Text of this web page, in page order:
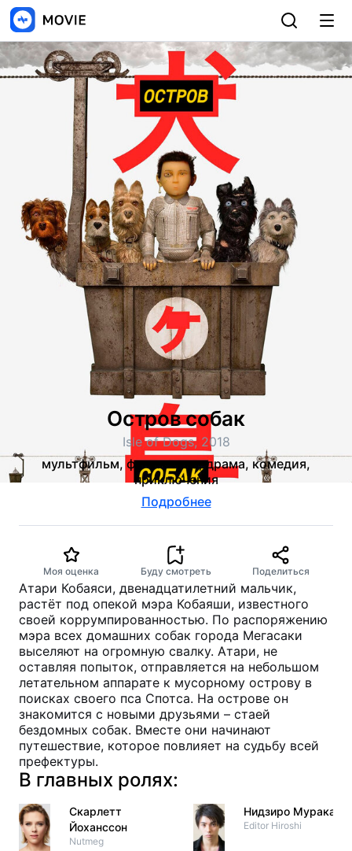
Остров собак
Isle of Dogs, 2018
мультфильм, фантастика, драма, комедия,
приключения
Подробнее
Моя оценка Буду смотреть Поделиться
Атари Кобаяси, двенадцатилетний мальчик,
растёт под опекой мэра Кобаяши, известного
своей коррумпированностью. По распоряжению
мэра всех домашних собак города Мегасаки
выселяют на огромную свалку. Атари, не
оставляя попыток, отправляется на небольшом
летательном аппарате к мусорному острову в
поисках своего пса Спотса. На острове он
знакомится с новыми друзьями – стаей
бездомных собак. Вместе они начинают
путешествие, которое повлияет на судьбу всей
префектуры.
В главных ролях:
Скарлетт
Йоханссон
Nutmeg
Нидзиро Мураками
Editor Hiroshi